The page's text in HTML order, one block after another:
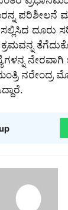
ಪರಿಶೀಲನೆ
ದೂರು
ನೇರವಾಗಿ